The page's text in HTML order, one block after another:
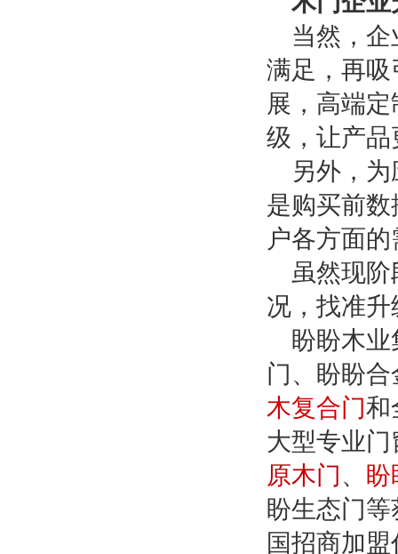
当然，
满足，再
展，高端
级，让产
另外，
是购买前
户各方面
虽然现
况，找准
盼盼木
门、盼盼
木复合门和
大型专业
原木门、 盼
盼生态门
国招商加